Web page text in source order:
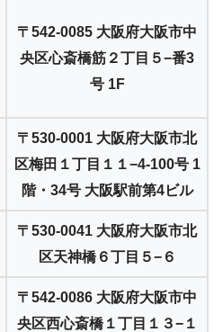
〒542-0085 大阪府大阪市中
央区心斎橋筋２丁目５−番3
号 1F
〒530-0001 大阪府大阪市北
区梅田１丁目１１−4-100号 1
階・34号 大阪駅前第4ビル
〒530-0041 大阪府大阪市北
区天神橋６丁目５−６
〒542-0086 大阪府大阪市中
央区西心斎橋１丁目１３−１